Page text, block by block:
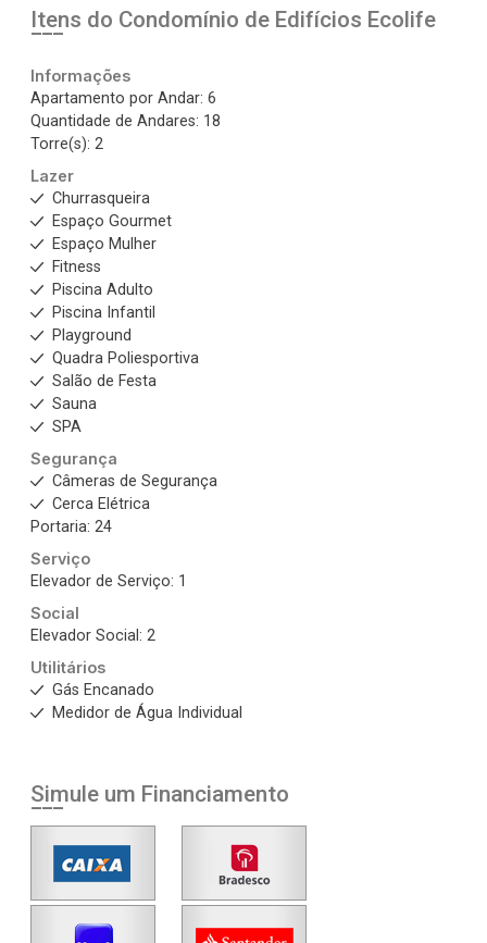
Itens do Condomínio de Edifícios Ecolife
Informações
Apartamento por Andar: 6
Quantidade de Andares: 18
Torre(s): 2
Lazer
Churrasqueira
Espaço Gourmet
Espaço Mulher
Fitness
Piscina Adulto
Piscina Infantil
Playground
Quadra Poliesportiva
Salão de Festa
Sauna
SPA
Segurança
Câmeras de Segurança
Cerca Elétrica
Portaria: 24
Serviço
Elevador de Serviço: 1
Social
Elevador Social: 2
Utilitários
Gás Encanado
Medidor de Água Individual
Simule um Financiamento